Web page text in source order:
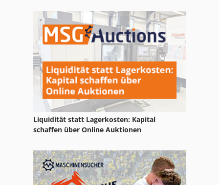
Liquidität statt Lagerkosten: Kapital
schaffen über Online Auktionen